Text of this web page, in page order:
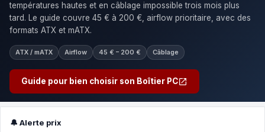
températures hautes et en câblage impossible trois mois plus
tard. Le guide couvre 45 € à 200 €, airflow prioritaire, avec des
formats ATX et mATX.
ATX / mATX Airflow 45 € – 200 € Câblage
Guide pour bien choisir son Boîtier PC
🔔 Alerte prix